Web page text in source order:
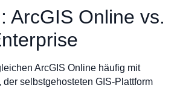
ArcGIS Online vs.
ArcGIS Online häufig mit
der selbstgehosteten GIS-Plattform